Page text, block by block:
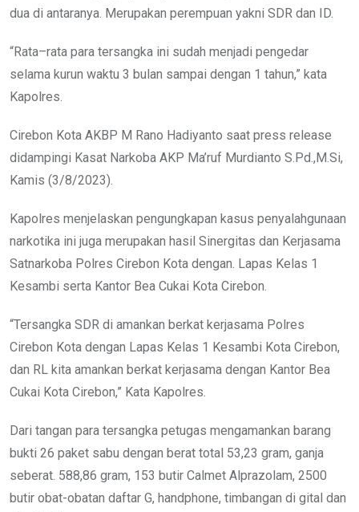
dua di antaranya. Merupakan perempuan yakni SDR dan ID.
“Rata–rata para tersangka ini sudah menjadi pengedar
selama kurun waktu 3 bulan sampai dengan 1 tahun,” kata
Kapolres.
Cirebon Kota AKBP M Rano Hadiyanto saat press release
didampingi Kasat Narkoba AKP Ma’ruf Murdianto S.Pd.,M.Si,
Kamis (3/8/2023).
Kapolres menjelaskan pengungkapan kasus penyalahgunaan
narkotika ini juga merupakan hasil Sinergitas dan Kerjasama
Satnarkoba Polres Cirebon Kota dengan. Lapas Kelas 1
Kesambi serta Kantor Bea Cukai Kota Cirebon.
“Tersangka SDR di amankan berkat kerjasama Polres
Cirebon Kota dengan Lapas Kelas 1 Kesambi Kota Cirebon,
dan RL kita amankan berkat kerjasama dengan Kantor Bea
Cukai Kota Cirebon,” Kata Kapolres.
Dari tangan para tersangka petugas mengamankan barang
bukti 26 paket sabu dengan berat total 53,23 gram, ganja
seberat. 588,86 gram, 153 butir Calmet Alprazolam, 2500
butir obat-obatan daftar G, handphone, timbangan di gital dan